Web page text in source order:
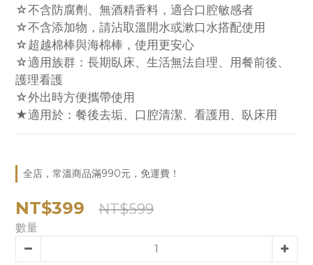
☆不含防腐劑、無酒精香料，適合口腔敏感者
☆不含添加物，請沾取溫開水或漱口水搭配使用
☆超越棉棒與海棉棒，使用更安心
☆適用族群：長期臥床、生活無法自理、用餐前後、
護理看護
☆外出時方便攜帶使用
★適用於：餐後去垢、口腔清潔、看護用、臥床用
全店，常溫商品滿990元，免運費！
NT$399 NT$599
數量